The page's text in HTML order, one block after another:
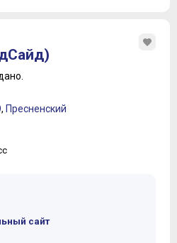
, Пресненский
сайт